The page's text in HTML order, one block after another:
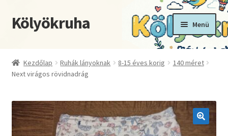
Ugrás
a
Kilépés
a
Kölyökruha Menü
Fiókom
Kosár
Pénztár
Kezdőlap Ruhák lányoknak 8-15 éves korig
140 méret
Next virágos rövidnadrág
🔍